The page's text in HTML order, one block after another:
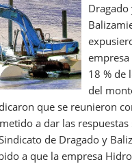
Dragado
18 % de
del
que se reunieron
a dar las
de Dragado y
a que la empresa